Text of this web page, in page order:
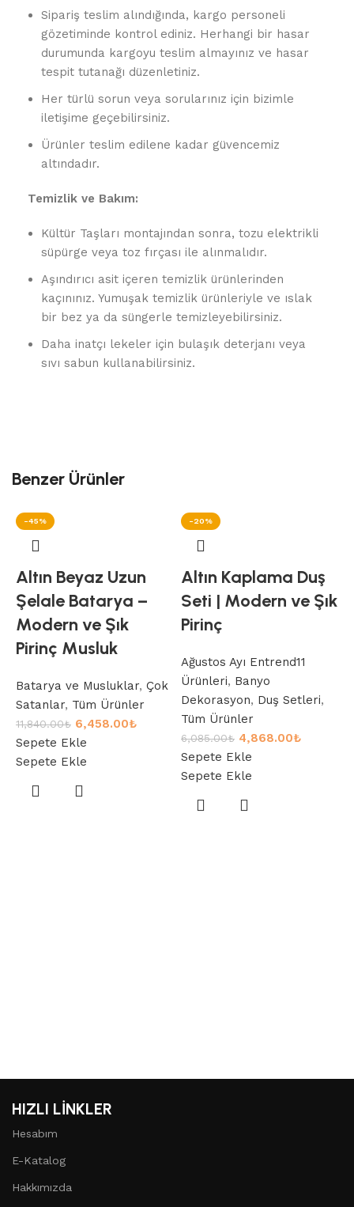
Sipariş teslim alındığında, kargo personeli
gözetiminde kontrol ediniz. Herhangi bir hasar
durumunda kargoyu teslim almayınız ve hasar
tespit tutanağı düzenletiniz.
Her türlü sorun veya sorularınız için bizimle
iletişime geçebilirsiniz.
Ürünler teslim edilene kadar güvencemiz
altındadır.
Temizlik ve Bakım:
Kültür Taşları montajından sonra, tozu elektrikli
süpürge veya toz fırçası ile alınmalıdır.
Aşındırıcı asit içeren temizlik ürünlerinden
kaçınınız. Yumuşak temizlik ürünleriyle ve ıslak
bir bez ya da süngerle temizleyebilirsiniz.
Daha inatçı lekeler için bulaşık deterjanı veya
sıvı sabun kullanabilirsiniz.
Benzer Ürünler
-45%
Altın Beyaz Uzun
Şelale Batarya –
Modern ve Şık
Pirinç Musluk
Batarya ve Musluklar, Çok
Satanlar, Tüm Ürünler
11,840.00₺ 6,458.00₺
Sepete Ekle
Sepete Ekle
-20%
Altın Kaplama Duş
Seti | Modern ve Şık
Pirinç
Ağustos Ayı Entrend11
Ürünleri, Banyo
Dekorasyon, Duş Setleri,
Tüm Ürünler
6,085.00₺ 4,868.00₺
Sepete Ekle
Sepete Ekle
HIZLI LİNKLER
Hesabım
E-Katalog
Hakkımızda